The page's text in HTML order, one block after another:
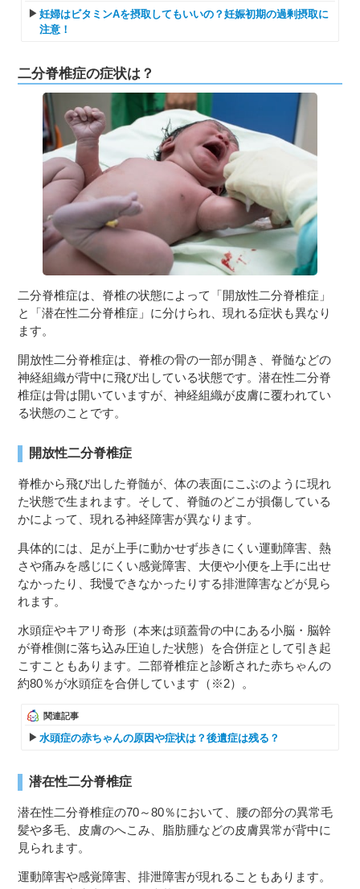
妊婦はビタミンAを摂取してもいいの？妊娠初期の過剰摂取に
注意！
二分脊椎症の症状は？
二分脊椎症は、脊椎の状態によって「開放性二分脊椎症」
と「潜在性二分脊椎症」に分けられ、現れる症状も異なり
ます。
開放性二分脊椎症は、脊椎の骨の一部が開き、脊髄などの
神経組織が背中に飛び出している状態です。潜在性二分脊
椎症は骨は開いていますが、神経組織が皮膚に覆われてい
る状態のことです。
開放性二分脊椎症
脊椎から飛び出した脊髄が、体の表面にこぶのように現れ
た状態で生まれます。そして、脊髄のどこが損傷している
かによって、現れる神経障害が異なります。
具体的には、足が上手に動かせず歩きにくい運動障害、熱
さや痛みを感じにくい感覚障害、大便や小便を上手に出せ
なかったり、我慢できなかったりする排泄障害などが見ら
れます。
水頭症やキアリ奇形（本来は頭蓋骨の中にある小脳・脳幹
が脊椎側に落ち込み圧迫した状態）を合併症として引き起
こすこともあります。二部脊椎症と診断された赤ちゃんの
約80％が水頭症を合併しています（※2）。
関連記事
水頭症の赤ちゃんの原因や症状は？後遺症は残る？
潜在性二分脊椎症
潜在性二分脊椎症の70～80％において、腰の部分の異常毛
髪や多毛、皮膚のへこみ、脂肪腫などの皮膚異常が背中に
見られます。
運動障害や感覚障害、排泄障害が現れることもあります。